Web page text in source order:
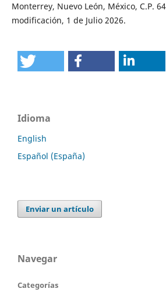
Monterrey, Nuevo León, México, C.P.
modificación, 1 de Julio 2026.
Idioma
English
Español (España)
Enviar un artículo
Navegar
Categorías